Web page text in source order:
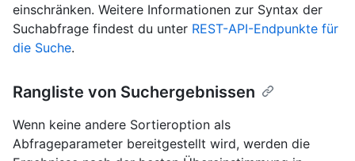
einschränken. Weitere Informationen zur Syntax der
Suchabfrage findest du unter REST-API-Endpunkte für
die Suche.
Rangliste von Suchergebnissen
Wenn keine andere Sortieroption als
Abfrageparameter bereitgestellt wird, werden die